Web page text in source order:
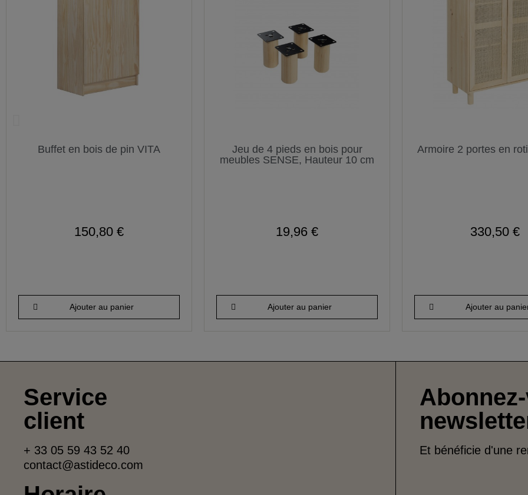
Buffet en bois de pin VITA
150,80 €
Ajouter au panier
Jeu de 4 pieds en bois pour
meubles SENSE, Hauteur 10 cm
19,96 €
Ajouter au panier
Armoire 2 portes en
330,50 €
Ajouter au
Service
client
+ 33 05 59 43 52 40
contact@astideco.com
Et bénéficie d'une